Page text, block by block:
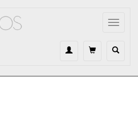
Toggle